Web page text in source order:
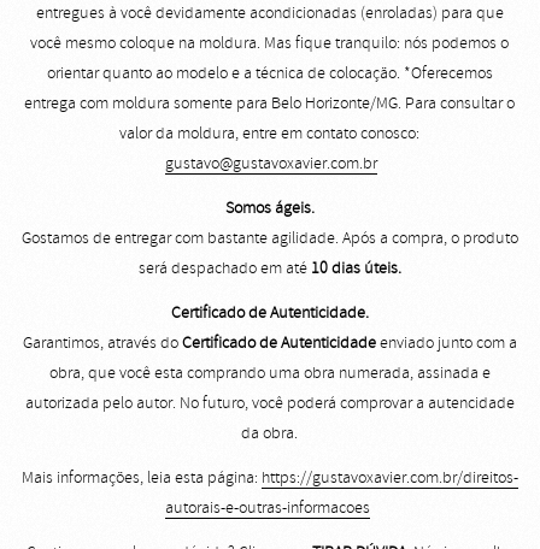
entregues à você devidamente acondicionadas (enroladas) para que
você mesmo coloque na moldura. Mas fique tranquilo: nós podemos o
orientar quanto ao modelo e a técnica de colocação. *Oferecemos
entrega com moldura somente para Belo Horizonte/MG. Para consultar o
valor da moldura, entre em contato conosco:
gustavo@gustavoxavier.com.br
Somos ágeis.
Gostamos de entregar com bastante agilidade. Após a compra, o produto
será despachado em até 10 dias úteis.
Certificado de Autenticidade.
Garantimos, através doCertificado de Autenticidadeenviado junto com a
obra, que você esta comprando uma obra numerada, assinada e
autorizada pelo autor. No futuro, você poderá comprovar a autencidade
da obra.
Mais informações, leia esta página: https://gustavoxavier.com.br/direitos-
autorais-e-outras-informacoes